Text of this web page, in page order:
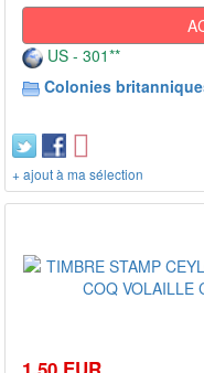
US - 301**
Colonies
+ ajout à ma sélection